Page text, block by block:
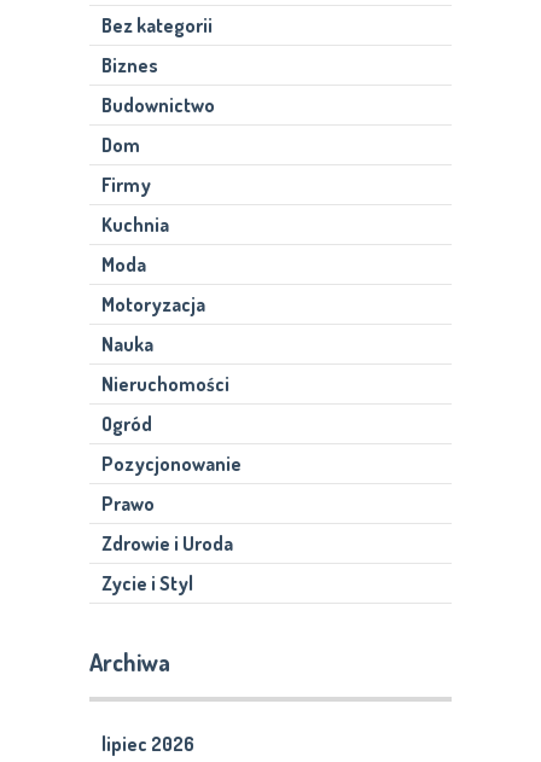
Bez kategorii
Biznes
Budownictwo
Dom
Firmy
Kuchnia
Moda
Motoryzacja
Nauka
Nieruchomości
Ogród
Pozycjonowanie
Prawo
Zdrowie i Uroda
Zycie i Styl
Archiwa
lipiec 2026